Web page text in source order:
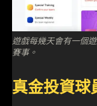
遊戲每幾天會有一個
賽事。
真金投資球